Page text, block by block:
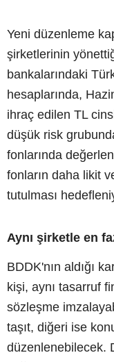
Yeni düzenleme
şirketlerinin
bankalarındaki
hesaplarında,
ihraç edilen TL
düşük risk
fonlarında
fonların daha likit
tutulması
Aynı şirketle en
BDDK'nın aldığı
kişi, aynı tasarruf
sözleşme
taşıt, diğeri ise
düzenlenebilecek.